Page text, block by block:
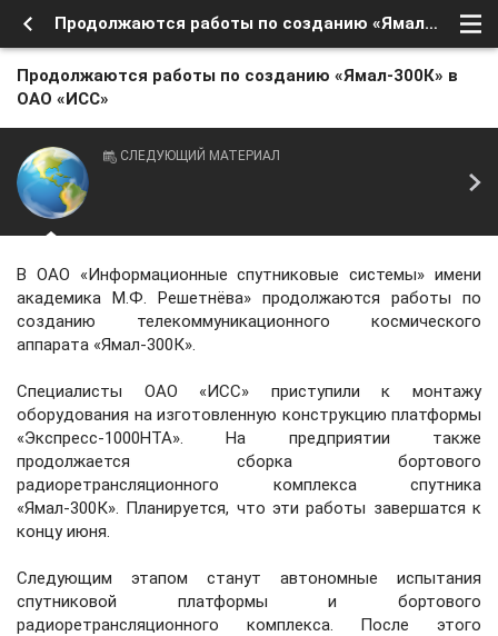
Продолжаются работы по созданию «Ямал-300К» в ОАО «ИСС»
Продолжаются работы по созданию «Ямал-300К» в
ОАО «ИСС»
СЛЕДУЮЩИЙ МАТЕРИАЛ
В ОАО «Информационные спутниковые системы» имени
академика М.Ф. Решетнёва» продолжаются работы по
созданию телекоммуникационного космического
аппарата «Ямал-300К».
Специалисты ОАО «ИСС» приступили к монтажу
оборудования на изготовленную конструкцию платформы
«Экспресс-1000HTA». На предприятии также
продолжается сборка бортового
радиоретрансляционного комплекса спутника
«Ямал-300К». Планируется, что эти работы завершатся к
концу июня.
Следующим этапом станут автономные испытания
спутниковой платформы и бортового
радиоретрансляционного комплекса. После этого